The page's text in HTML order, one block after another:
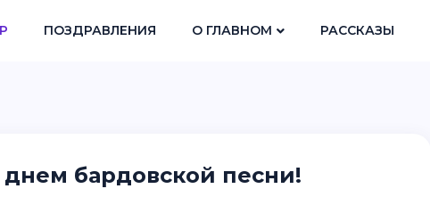
ПОЗДРАВЛЕНИЯ О ГЛАВНОМ РАССКАЗЫ
бардовской песни!